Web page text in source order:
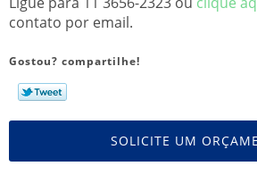
contato por email.
Gostou? compartilhe!
SOLICITE UM